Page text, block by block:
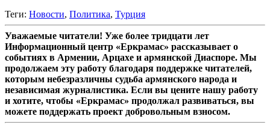
Теги: Новости, Политика, Турция
Уважаемые читатели! Уже более тридцати лет
Информационный центр «Еркрамас» рассказывает о
событиях в Армении, Арцахе и армянской Диаспоре. Мы
продолжаем эту работу благодаря поддержке читателей,
которым небезразличны судьба армянского народа и
независимая журналистика. Если вы цените нашу работу
и хотите, чтобы «Еркрамас» продолжал развиваться, вы
можете поддержать проект добровольным взносом.